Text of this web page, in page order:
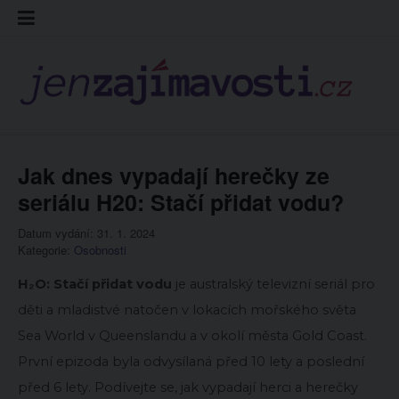
Skip
Jak dnes vypadají herečky ze
seriálu H20: Stačí přidat vodu?
Datum vydání: 31. 1. 2024
Kategorie: Osobnosti
H₂O: Stačí přidat vodu je australský televizní seriál pro
děti a mladistvé natočen v lokacích mořského světa
Sea World v Queenslandu a v okolí města Gold Coast.
První epizoda byla odvysílaná před 10 lety a poslední
před 6 lety. Podívejte se, jak vypadají herci a herečky